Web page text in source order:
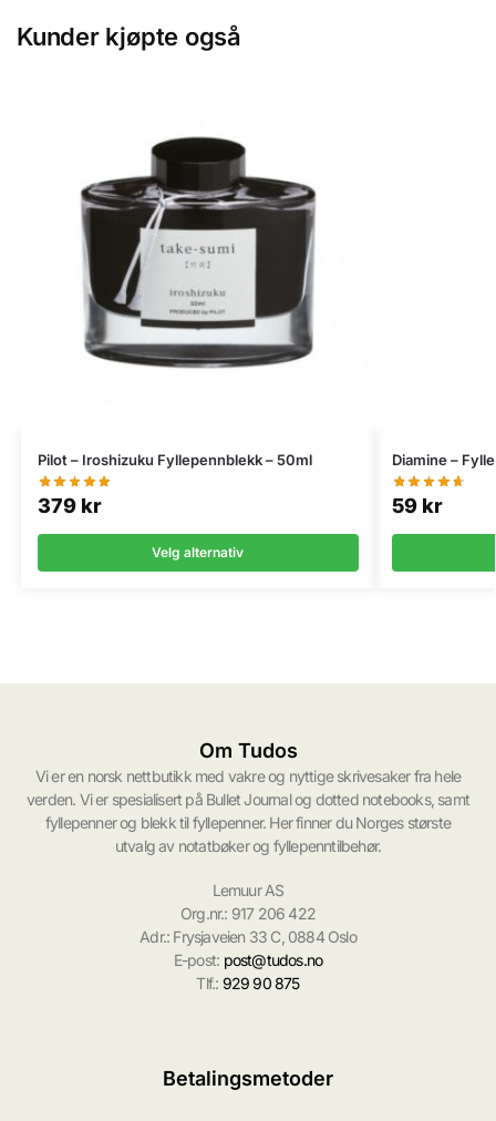
Kunder kjøpte også
Pilot – Iroshizuku Fyllepennblekk – 50ml
379 kr
Velg alternativ
Diamine –
59 kr
Om Tudos
Vi er en norsk nettbutikk med vakre og nyttige skrivesaker fra hele
verden. Vi er spesialisert på Bullet Journal og dotted notebooks, samt
fyllepenner og blekk til fyllepenner. Her finner du Norges største
utvalg av notatbøker og fyllepenntilbehør.
Lemuur AS
Org.nr.: 917 206 422
Adr.: Frysjaveien 33 C, 0884 Oslo
E-post: post@tudos.no
Tlf.: 929 90 875
Betalingsmetoder